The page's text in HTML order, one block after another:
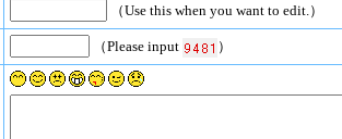
（Use this when you want to edit.）
（Please input ）